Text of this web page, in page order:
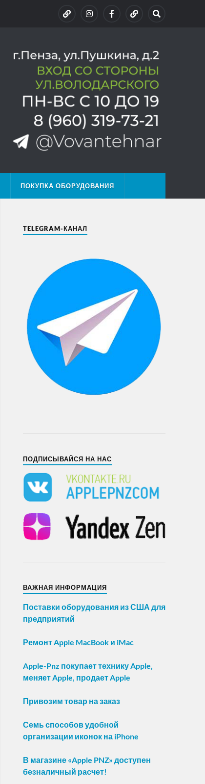
ПОКУПКА ОБОРУДОВАНИЯ
TELEGRAM-КАНАЛ
ПОДПИСЫВАЙСЯ НА НАС
ВАЖНАЯ ИНФОРМАЦИЯ
Поставки оборудования из США для
предприятий
Ремонт Apple MacBook и iMac
Apple-Pnz покупает технику Apple,
меняет Apple, продает Apple
Привозим товар на заказ
Семь способов удобной
организации иконок на iPhone
В магазине «Apple PNZ» доступен
безналичный расчет!